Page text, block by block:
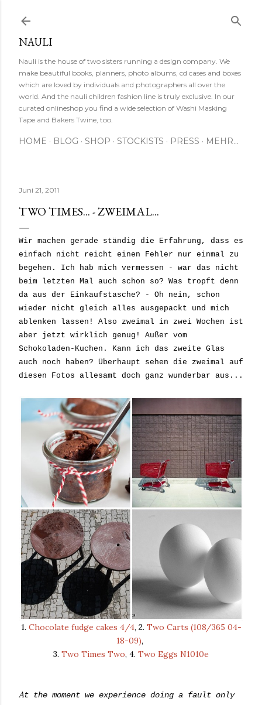
NAULI
Nauli is the house of two sisters running a design company. We
make beautiful books, planners, photo albums, cd cases and boxes
which are loved by individuals and photographers all over the
world. And the nauli children fashion line is truly exclusive. In our
curated onlineshop you find a wide selection of Washi Masking
Tape and Bakers Twine, too.
HOME BLOG SHOP STOCKISTS PRESS MEHR…
Juni 21, 2011
TWO TIMES... - ZWEIMAL...
Wir machen gerade ständig die Erfahrung, dass es
einfach nicht reicht einen Fehler nur einmal zu
begehen. Ich hab mich vermessen - war das nicht
beim letzten Mal auch schon so? Was tropft denn
da aus der Einkaufstasche? - Oh nein, schon
wieder nicht gleich alles ausgepackt und mich
ablenken lassen! Also zweimal in zwei Wochen ist
aber jetzt wirklich genug! Außer vom
Schokoladen-Kuchen. Kann ich das zweite Glas
auch noch haben? Überhaupt sehen die zweimal auf
diesen Fotos allesamt doch ganz wunderbar aus...
1. Chocolate fudge cakes 4/4, 2. Two Carts (108/365 04-
18-09),
3. Two Times Two, 4. Two Eggs N1010e
At the moment we experience doing a fault only